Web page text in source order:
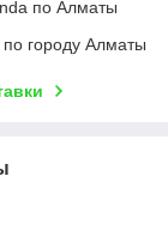
по Алматы
по городу Алматы